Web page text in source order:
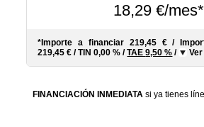
18,29 €/mes*
*Importe a financiar 219,45 € /
219,45 € /TIN0,00 % /TAE9,50 % /
FINANCIACIÓN INMEDIATA si ya tienes